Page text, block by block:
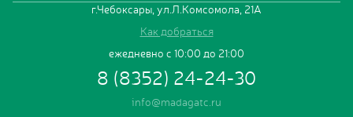
г.Чебоксары, ул.Л.Комсомола, 21А
Как добраться
ежедневно с 10:00 до 21:00
8 (8352) 24-24-30
info@madagatc.ru